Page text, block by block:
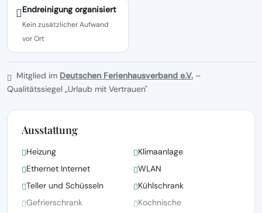
Endreinigung organisiert
Kein zusätzlicher Aufwand
vor Ort
Mitglied im Deutschen Ferienhausverband e.V. –
Qualitätssiegel „Urlaub mit Vertrauen"
Ausstattung
Heizung
Klimaanlage
Ethernet Internet
WLAN
Teller und Schüsseln
Kühlschrank
Gefrierschrank
Kochnische